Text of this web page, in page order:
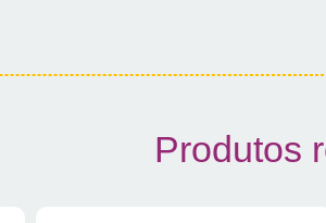
Produtos